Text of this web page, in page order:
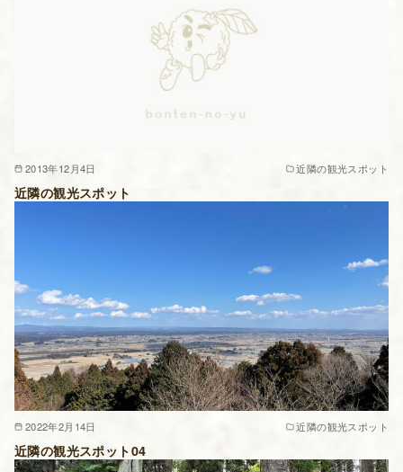
2013年12月4日 近隣の観光スポット
近隣の観光スポット
2022年2月14日 近隣の観光スポット
近隣の観光スポット04